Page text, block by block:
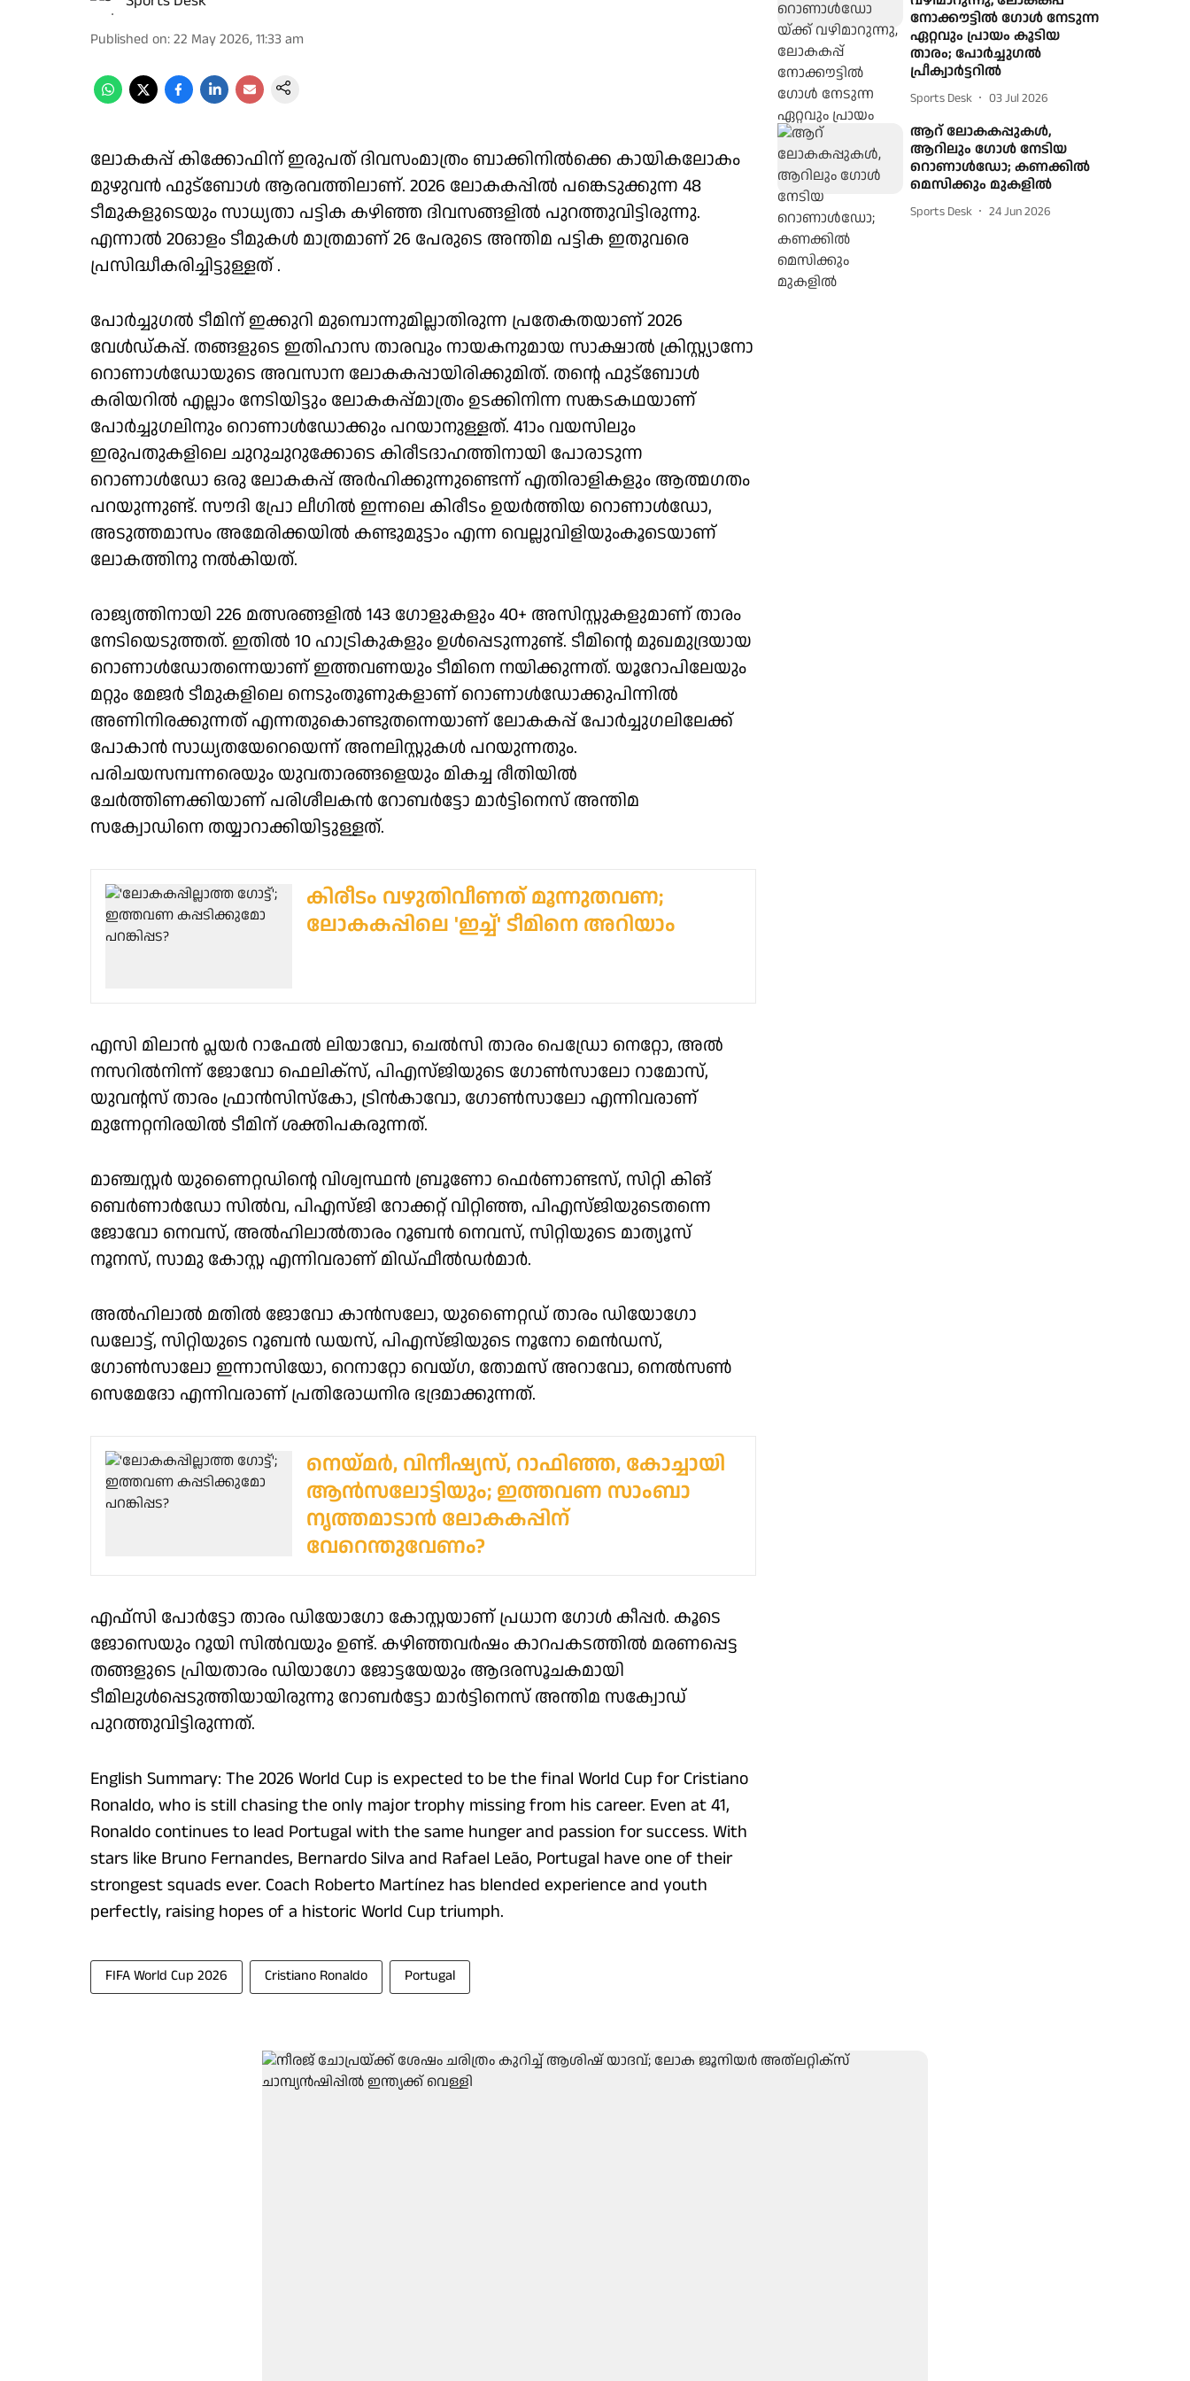
Published on:22 May 2026, 11:33 am
ലോകകപ്പ് കിക്കോഫിന് ഇരുപത് ദിവസംമാത്രം ബാക്കിനില്‍ക്കെ കായികലോകം
മുഴുവന്‍ ഫുട്‌ബോള്‍ ആരവത്തിലാണ്. 2026 ലോകകപ്പില്‍ പങ്കെടുക്കുന്ന 48
ടീമുകളുടെയും സാധ്യതാ പട്ടിക കഴിഞ്ഞ ദിവസങ്ങളില്‍ പുറത്തുവിട്ടിരുന്നു.
എന്നാല്‍ 20ഓളം ടീമുകള്‍ മാത്രമാണ് 26 പേരുടെ അന്തിമ പട്ടിക ഇതുവരെ
പ്രസിദ്ധീകരിച്ചിട്ടുള്ളത് .
പോര്‍ച്ചുഗല്‍ ടീമിന് ഇക്കുറി മുമ്പൊന്നുമില്ലാതിരുന്ന പ്രതേകതയാണ് 2026
വേള്‍ഡ്കപ്പ്. തങ്ങളുടെ ഇതിഹാസ താരവും നായകനുമായ സാക്ഷാല്‍ ക്രിസ്റ്റ്യാനോ
റൊണാള്‍ഡോയുടെ അവസാന ലോകകപ്പായിരിക്കുമിത്. തന്റെ ഫുട്‌ബോള്‍
കരിയറില്‍ എല്ലാം നേടിയിട്ടും ലോകകപ്പ്മാത്രം ഉടക്കിനിന്ന സങ്കടകഥയാണ്
പോര്‍ച്ചുഗലിനും റൊണാള്‍ഡോക്കും പറയാനുള്ളത്. 41ാം വയസിലും
ഇരുപതുകളിലെ ചുറുചുറുക്കോടെ കിരീടദാഹത്തിനായി പോരാടുന്ന
റൊണാള്‍ഡോ ഒരു ലോകകപ്പ് അര്‍ഹിക്കുന്നുണ്ടെന്ന് എതിരാളികളും ആത്മഗതം
പറയുന്നുണ്ട്. സൗദി പ്രോ ലീഗില്‍ ഇന്നലെ കിരീടം ഉയര്‍ത്തിയ റൊണാള്‍ഡോ,
അടുത്തമാസം അമേരിക്കയില്‍ കണ്ടുമുട്ടാം എന്ന വെല്ലുവിളിയുംകൂടെയാണ്
ലോകത്തിനു നല്‍കിയത്.
രാജ്യത്തിനായി 226 മത്സരങ്ങളില്‍ 143 ഗോളുകളും 40+ അസിസ്റ്റുകളുമാണ് താരം
നേടിയെടുത്തത്. ഇതില്‍ 10 ഹാട്രികുകളും ഉള്‍പ്പെടുന്നുണ്ട്. ടീമിന്റെ മുഖമുദ്രയായ
റൊണാള്‍ഡോതന്നെയാണ് ഇത്തവണയും ടീമിനെ നയിക്കുന്നത്. യൂറോപിലേയും
മറ്റും മേജര്‍ ടീമുകളിലെ നെടുംതൂണുകളാണ് റൊണാള്‍ഡോക്കുപിന്നില്‍
അണിനിരക്കുന്നത് എന്നതുകൊണ്ടുതന്നെയാണ് ലോകകപ്പ് പോര്‍ച്ചുഗലിലേക്ക്
പോകാന്‍ സാധ്യതയേറെയെന്ന് അനലിസ്റ്റുകള്‍ പറയുന്നതും.
പരിചയസമ്പന്നരെയും യുവതാരങ്ങളെയും മികച്ച രീതിയില്‍
ചേര്‍ത്തിണക്കിയാണ് പരിശീലകന്‍ റോബര്‍ട്ടോ മാര്‍ട്ടിനെസ് അന്തിമ
സക്വോഡിനെ തയ്യാറാക്കിയിട്ടുള്ളത്.
കിരീടം വഴുതിവീണത് മൂന്നുതവണ;
ലോകകപ്പിലെ 'ഇച്ച്' ടീമിനെ അറിയാം
എസി മിലാന്‍ പ്ലയര്‍ റാഫേല്‍ ലിയാവോ, ചെല്‍സി താരം പെഡ്രോ നെറ്റോ, അല്‍
നസറില്‍നിന്ന് ജോവോ ഫെലിക്‌സ്, പിഎസ്ജിയുടെ ഗോണ്‍സാലോ റാമോസ്,
യുവന്റസ് താരം ഫ്രാന്‍സിസ്‌കോ, ട്രിന്‍കാവോ, ഗോണ്‍സാലോ എന്നിവരാണ്
മുന്നേറ്റനിരയില്‍ ടീമിന് ശക്തിപകരുന്നത്.
മാഞ്ചസ്റ്റര്‍ യുണൈറ്റഡിന്റെ വിശ്വസ്ഥന്‍ ബ്രൂണോ ഫെര്‍ണാണ്ടസ്, സിറ്റി കിങ്
ബെര്‍ണാര്‍ഡോ സില്‍വ, പിഎസ്ജി റോക്കറ്റ് വിറ്റിഞ്ഞ, പിഎസ്ജിയുടെതന്നെ
ജോവോ നെവസ്, അല്‍ഹിലാല്‍താരം റൂബന്‍ നെവസ്, സിറ്റിയുടെ മാത്യൂസ്
നൂനസ്, സാമു കോസ്റ്റ എന്നിവരാണ് മിഡ്ഫീല്‍ഡര്‍മാര്‍.
അല്‍ഹിലാല്‍ മതില്‍ ജോവോ കാന്‍സലോ, യുണൈറ്റഡ് താരം ഡിയോഗോ
ഡലോട്ട്, സിറ്റിയുടെ റൂബന്‍ ഡയസ്, പിഎസ്ജിയുടെ നൂനോ മെന്‍ഡസ്,
ഗോണ്‍സാലോ ഇന്നാസിയോ, റെനാറ്റോ വെയ്ഗ, തോമസ് അറാവോ, നെല്‍സണ്‍
സെമേദോ എന്നിവരാണ് പ്രതിരോധനിര ഭദ്രമാക്കുന്നത്.
നെയ്മര്‍, വിനീഷ്യസ്, റാഫിഞ്ഞ, കോച്ചായി
ആന്‍സലോട്ടിയും; ഇത്തവണ സാംബാ
നൃത്തമാടാന്‍ ലോകകപ്പിന്
വേറെന്തുവേണം?
എഫ്സി പോര്‍ട്ടോ താരം ഡിയോഗോ കോസ്റ്റയാണ് പ്രധാന ഗോള്‍ കീപ്പര്‍. കൂടെ
ജോസെയും റൂയി സില്‍വയും ഉണ്ട്. കഴിഞ്ഞവര്‍ഷം കാറപകടത്തില്‍ മരണപ്പെട്ട
തങ്ങളുടെ പ്രിയതാരം ഡിയാഗോ ജോട്ടയേയും ആദരസൂചകമായി
ടീമിലുള്‍പ്പെടുത്തിയായിരുന്നു റോബര്‍ട്ടോ മാര്‍ട്ടിനെസ് അന്തിമ സക്വോഡ്
പുറത്തുവിട്ടിരുന്നത്.
English Summary: The 2026 World Cup is expected to be the final World Cup for Cristiano
Ronaldo, who is still chasing the only major trophy missing from his career. Even at 41,
Ronaldo continues to lead Portugal with the same hunger and passion for success. With
stars like Bruno Fernandes, Bernardo Silva and Rafael Leão, Portugal have one of their
strongest squads ever. Coach Roberto Martínez has blended experience and youth
perfectly, raising hopes of a historic World Cup triumph.
FIFA World Cup 2026 Cristiano Ronaldo Portugal
നോക്കൗട്ടില്‍ ഗോള്‍ നേടുന്ന
ഏറ്റവും പ്രായം കൂടിയ
താരം; പോര്‍ച്ചുഗല്‍
പ്രീക്വാര്‍ട്ടറില്‍
Sports Desk 03 Jul 2026
ആറ് ലോകകപ്പുകള്‍,
ആറിലും ഗോള്‍ നേടിയ
റൊണാള്‍ഡോ; കണക്കില്‍
മെസിക്കും മുകളില്‍
Sports Desk 24 Jun 2026